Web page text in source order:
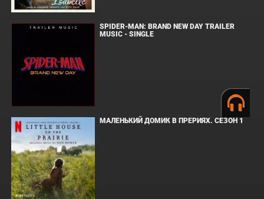
SPIDER-MAN: BRAND NEW DAY TRAILER
MUSIC - SINGLE
МАЛЕНЬКИЙ ДОМИК В ПРЕРИЯХ. СЕЗОН 1